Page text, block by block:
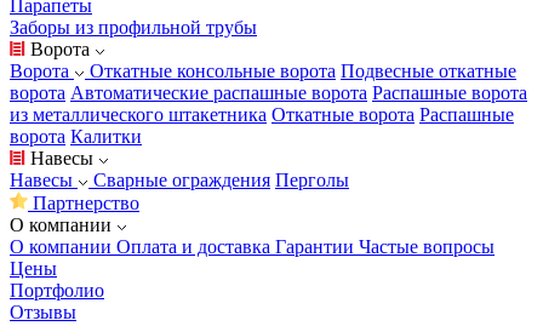
Парапеты
Заборы из профильной трубы
Ворота
Ворота
Откатные консольные ворота Подвесные откатные
ворота Автоматические распашные ворота Распашные ворота
из металлического штакетника Откатные ворота Распашные
ворота Калитки
Навесы
Навесы
Сварные ограждения Перголы
Партнерство
О компании
О компании Оплата и доставка Гарантии Частые вопросы
Цены
Портфолио
Отзывы